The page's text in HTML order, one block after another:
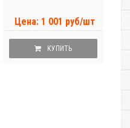
Цена: 1 001 руб/шт
КУПИТЬ